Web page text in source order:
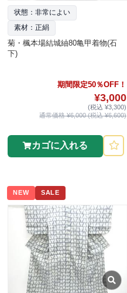
状態：非常によい
素材：正絹
菊・楓本場結城紬80亀甲着物(石
下)
期間限定50％OFF！
¥3,000
(税込 ¥3,300)
通常価格 ¥6,000 (税込 ¥6,600)
カゴに入れる
NEW SALE